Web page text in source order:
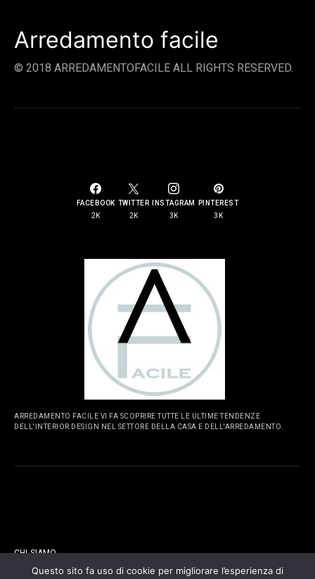
Arredamento facile
© 2018 ARREDAMENTOFACILE ALL RIGHTS RESERVED.
FACEBOOK
2K
TWITTER
2K
INSTAGRAM
3K
PINTEREST
3K
ARREDAMENTO FACILE VI FA SCOPRIRE TUTTE LE ULTIME TENDENZE
DELL'INTERIOR DESIGN NEL SETTORE DELLA CASA E DELL'ARREDAMENTO.
CHI SIAMO
Questo sito fa uso di cookie per migliorare l’esperienza di